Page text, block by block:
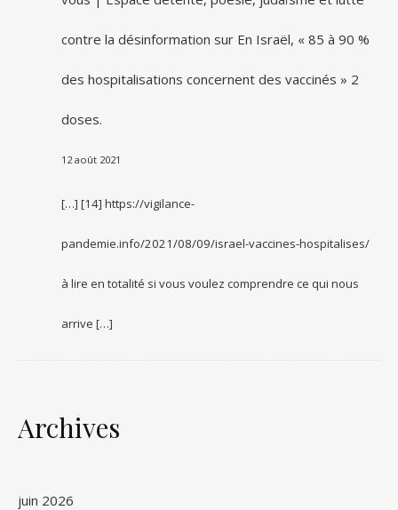
contre la désinformation sur En Israël, « 85 à 90 %
des hospitalisations concernent des vaccinés » 2
doses.
12 août 2021
[…] [14] https://vigilance-
pandemie.info/2021/08/09/israel-vaccines-hospitalises/
à lire en totalité si vous voulez comprendre ce qui nous
arrive […]
Archives
juin 2026